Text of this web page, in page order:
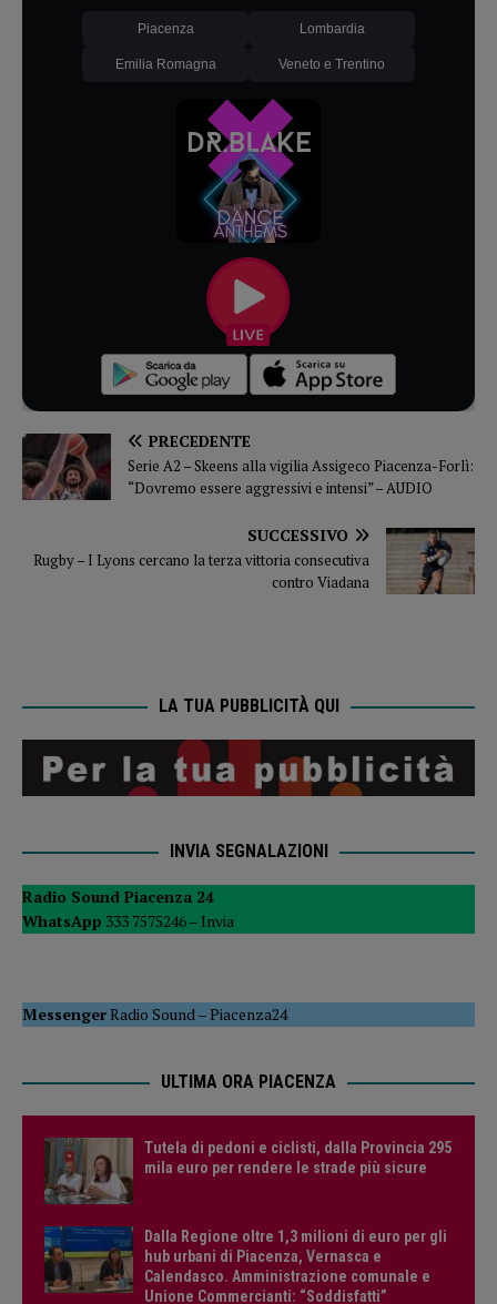
Piacenza Lombardia
Emilia Romagna Veneto e Trentino
PRECEDENTE
Serie A2 – Skeens alla vigilia Assigeco Piacenza-Forlì:
“Dovremo essere aggressivi e intensi” – AUDIO
SUCCESSIVO
Rugby – I Lyons cercano la terza vittoria consecutiva
contro Viadana
LA TUA PUBBLICITÀ QUI
INVIA SEGNALAZIONI
Radio Sound Piacenza 24
WhatsApp 333 7575246 – Invia
MessengerRadio Sound –Piacenza24
ULTIMA ORA PIACENZA
Tutela di pedoni e ciclisti, dalla Provincia 295
mila euro per rendere le strade più sicure
Dalla Regione oltre 1,3 milioni di euro per gli
hub urbani di Piacenza, Vernasca e
Calendasco. Amministrazione comunale e
Unione Commercianti: “Soddisfatti”